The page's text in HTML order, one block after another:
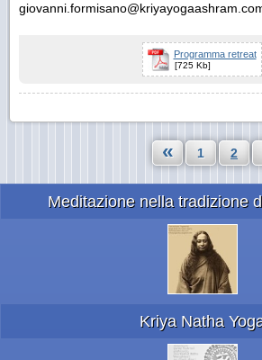
Programma retreat
[725 Kb]
« 1 2
Meditazione nella tradizione
Kriya Natha